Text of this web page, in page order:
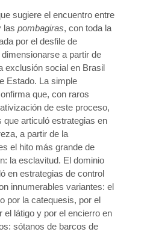
sugiere el encuentro entre
las pombagiras, con toda la
por el desfile de
a partir de
exclusión social en Brasil
Estado. La simple
que, con raros
de este proceso,
que articuló estrategias en
a partir de la
el hito más grande de
la esclavitud. El dominio
en estrategias de control
innumerables variantes: el
por la catequesis, por el
el látigo y por el encierro en
sótanos de barcos de